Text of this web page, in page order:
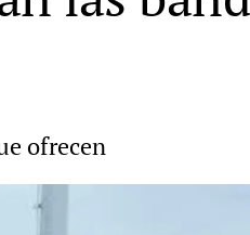
ofrecen